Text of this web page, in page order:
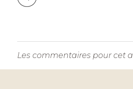
Les commentaires pour cet